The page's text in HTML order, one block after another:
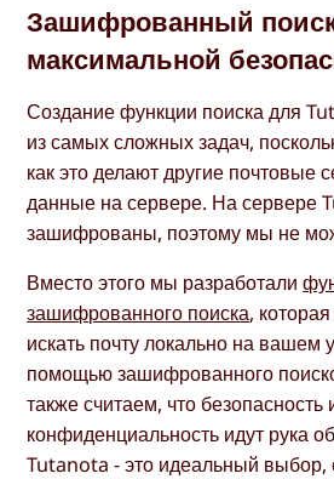
Зашифрованный
максимальной
Создание функции поиска для
из самых сложных задач,
как это делают другие почтовые
данные на сервере. На сервере
зашифрованы, поэтому мы не
Вместо этого мы разработали
зашифрованного поиска,
искать почту локально на вашем
помощью зашифрованного
также считаем, что безопасность
конфиденциальность идут рука
Tutanota - это идеальный